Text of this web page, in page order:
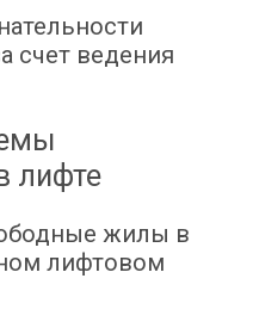
счет ведения
лифте
жилы в
лифтовом